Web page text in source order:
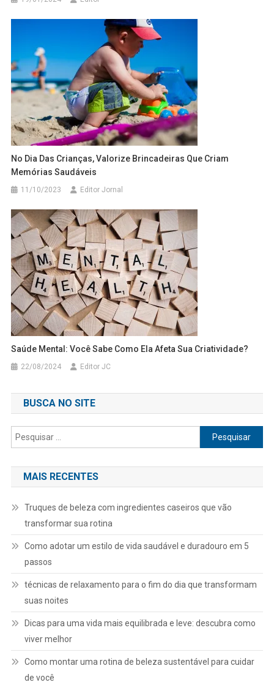
No Dia Das Crianças, Valorize Brincadeiras Que Criam
Memórias Saudáveis
11/10/2023 Editor Jornal
Saúde Mental: Você Sabe Como Ela Afeta Sua Criatividade?
22/08/2024 Editor JC
BUSCA NO SITE
Pesquisar
por:
MAIS RECENTES
Truques de beleza com ingredientes caseiros que vão
transformar sua rotina
Como adotar um estilo de vida saudável e duradouro em 5
passos
técnicas de relaxamento para o fim do dia que transformam
suas noites
Dicas para uma vida mais equilibrada e leve: descubra como
viver melhor
Como montar uma rotina de beleza sustentável para cuidar
de você